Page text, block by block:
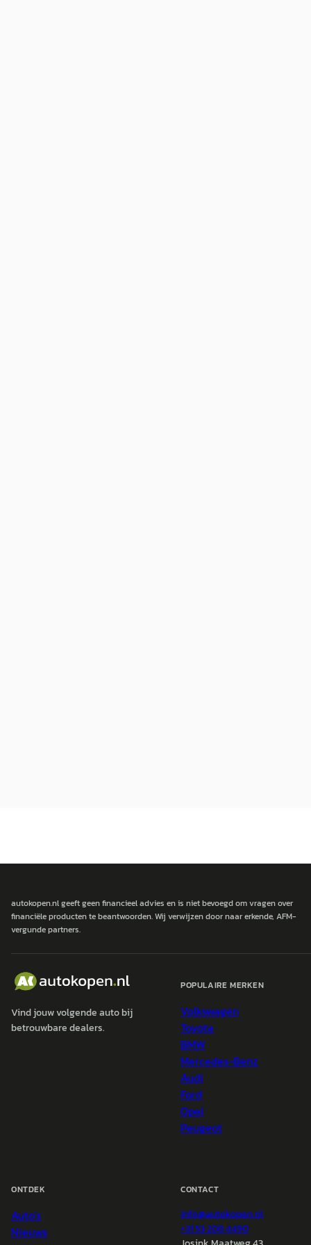
autokopen.nl geeft geen financieel advies en is niet bevoegd om vragen over
financiële producten te beantwoorden. Wij verwijzen door naar erkende, AFM-
vergunde partners.
Vind jouw volgende auto bij
betrouwbare dealers.
POPULAIRE MERKEN
Volkswagen
Toyota
BMW
Mercedes-Benz
Audi
Ford
Opel
Peugeot
ONTDEK
Auto's
Nieuws
CONTACT
info@autokopen.nl
+31 53 208 4490